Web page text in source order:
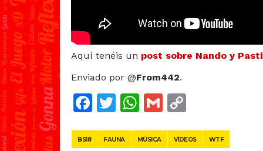
Aquí tenéis un post sobre Nando y
Enviado por @From442.
Facebook
Twitter
WhatsApp
Gmail
BS18 FAUNA MÚSICA VÍDEOS WTF